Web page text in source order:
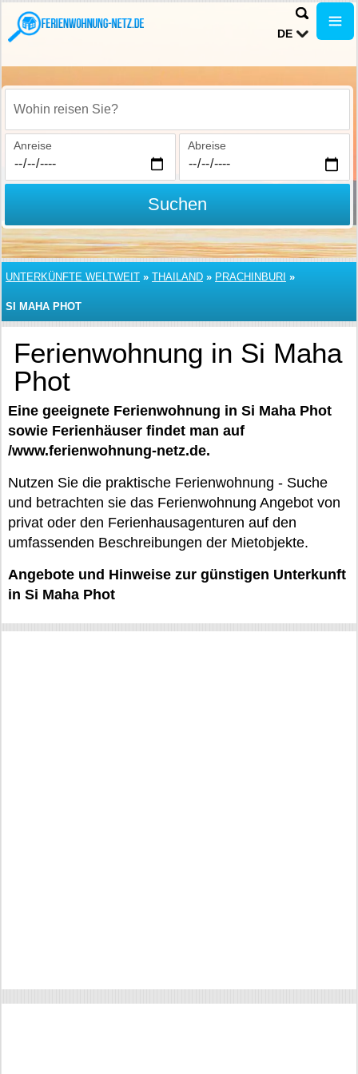
DE
Wohin reisen Sie?
Anreise Abreise
Suchen
UNTERKÜNFTE WELTWEIT » THAILAND » PRACHINBURI »
SI MAHA PHOT
Ferienwohnung in Si Maha
Phot
Eine geeignete Ferienwohnung in Si Maha Phot
sowie Ferienhäuser findet man auf
/www.ferienwohnung-netz.de.
Nutzen Sie die praktische Ferienwohnung - Suche
und betrachten sie das Ferienwohnung Angebot von
privat oder den Ferienhausagenturen auf den
umfassenden Beschreibungen der Mietobjekte.
Angebote und Hinweise zur günstigen Unterkunft
in Si Maha Phot